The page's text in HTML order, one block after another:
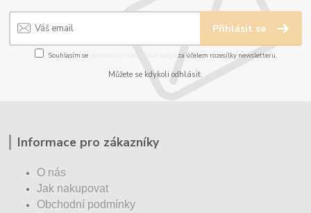
Přihlásit se
Souhlasím se za účelem rozesílky newsletteru.
Můžete se kdykoli odhlásit.
Informace pro zákazníky
O nás
Jak nakupovat
Obchodní podmínky